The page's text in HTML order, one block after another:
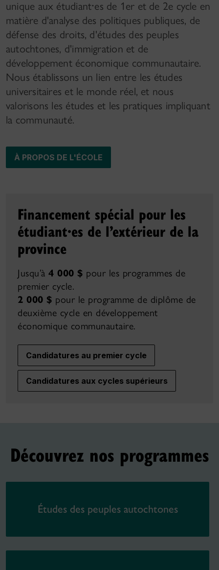
unique aux étudiant⸱es de 1er et de 2e cycle en
matière d'analyse des politiques publiques, de
défense des droits, d'études des peuples
autochtones, d'immigration et de
développement économique communautaire.
Nous établissons un lien entre les études
universitaires et le monde réel, et nous
valorisons les études et les pratiques impliquant
la communauté.
À PROPOS DE L'ÉCOLE
Financement spécial pour les
étudiant·es de l’extérieur de la
province
Jusqu’à 4 000 $ pour les programmes de
premier cycle.
2 000 $ pour le programme de diplôme de
deuxième cycle en développement
économique communautaire.
Candidatures au premier cycle
Candidatures aux cycles supérieurs
Découvrez nos programmes
Études des peuples autochtones